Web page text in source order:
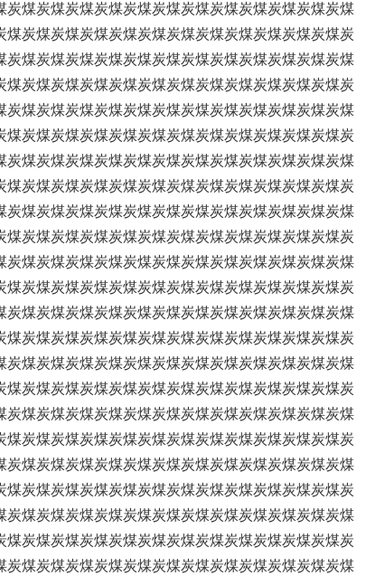
煤炭煤炭煤炭煤炭煤炭煤炭煤炭煤炭煤炭煤炭煤炭煤
炭煤炭煤炭煤炭煤炭煤炭煤炭煤炭煤炭煤炭煤炭煤炭
煤炭煤炭煤炭煤炭煤炭煤炭煤炭煤炭煤炭煤炭煤炭煤
炭煤炭煤炭煤炭煤炭煤炭煤炭煤炭煤炭煤炭煤炭煤炭
煤炭煤炭煤炭煤炭煤炭煤炭煤炭煤炭煤炭煤炭煤炭煤
炭煤炭煤炭煤炭煤炭煤炭煤炭煤炭煤炭煤炭煤炭煤炭
煤炭煤炭煤炭煤炭煤炭煤炭煤炭煤炭煤炭煤炭煤炭煤
炭煤炭煤炭煤炭煤炭煤炭煤炭煤炭煤炭煤炭煤炭煤炭
煤炭煤炭煤炭煤炭煤炭煤炭煤炭煤炭煤炭煤炭煤炭煤
炭煤炭煤炭煤炭煤炭煤炭煤炭煤炭煤炭煤炭煤炭煤炭
煤炭煤炭煤炭煤炭煤炭煤炭煤炭煤炭煤炭煤炭煤炭煤
炭煤炭煤炭煤炭煤炭煤炭煤炭煤炭煤炭煤炭煤炭煤炭
煤炭煤炭煤炭煤炭煤炭煤炭煤炭煤炭煤炭煤炭煤炭煤
炭煤炭煤炭煤炭煤炭煤炭煤炭煤炭煤炭煤炭煤炭煤炭
煤炭煤炭煤炭煤炭煤炭煤炭煤炭煤炭煤炭煤炭煤炭煤
炭煤炭煤炭煤炭煤炭煤炭煤炭煤炭煤炭煤炭煤炭煤炭
煤炭煤炭煤炭煤炭煤炭煤炭煤炭煤炭煤炭煤炭煤炭煤
炭煤炭煤炭煤炭煤炭煤炭煤炭煤炭煤炭煤炭煤炭煤炭
煤炭煤炭煤炭煤炭煤炭煤炭煤炭煤炭煤炭煤炭煤炭煤
炭煤炭煤炭煤炭煤炭煤炭煤炭煤炭煤炭煤炭煤炭煤炭
煤炭煤炭煤炭煤炭煤炭煤炭煤炭煤炭煤炭煤炭煤炭煤
炭煤炭煤炭煤炭煤炭煤炭煤炭煤炭煤炭煤炭煤炭煤炭
煤炭煤炭煤炭煤炭煤炭煤炭煤炭煤炭煤炭煤炭煤炭煤